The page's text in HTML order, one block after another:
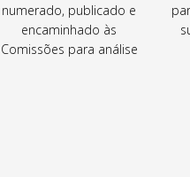
numerado, publicado e
encaminhado às
Comissões para análise